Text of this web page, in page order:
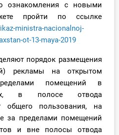
ознакомления с новыми
пройти по ссылке
ministra-nacionalnoj-
ot-13-maya-2019
порядок размещения
рекламы на открытом
помещений в
в полосе отвода
общего пользования, на
за пределами помещений
и вне полосы отвода